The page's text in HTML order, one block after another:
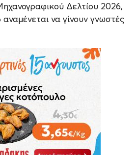
Δελτίου 2026,
να γίνουν γνωστές